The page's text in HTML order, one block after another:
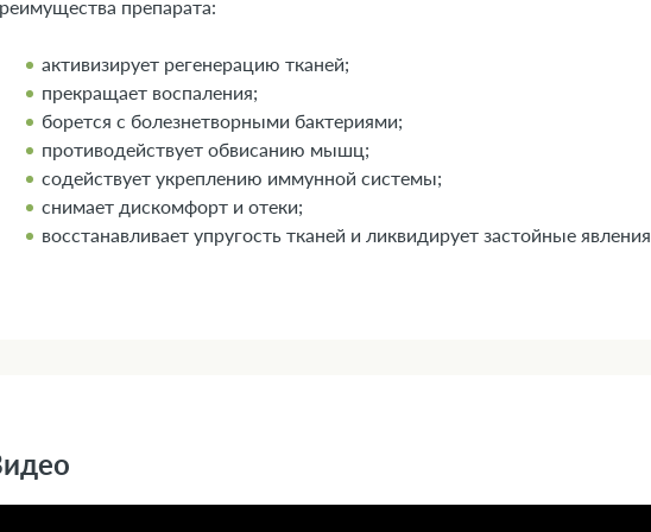
препарата:
активизирует регенерацию тканей;
прекращает воспаления;
борется с болезнетворными бактериями;
противодействует обвисанию мышц;
содействует укреплению иммунной системы;
снимает дискомфорт и отеки;
восстанавливает упругость тканей и ликвидирует застойные явления.